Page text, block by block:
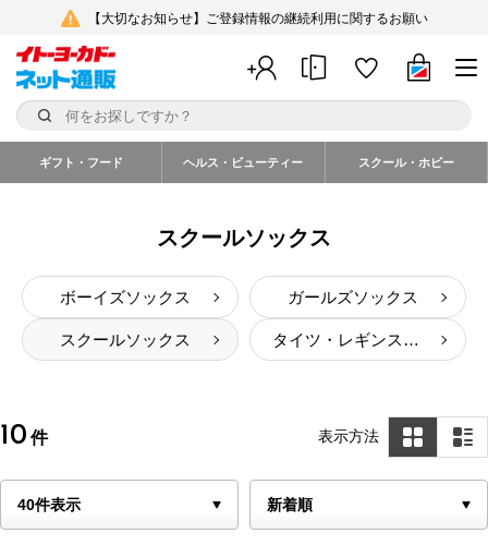
【大切なお知らせ】ご登録情報の継続利用に関するお願い
ギフト・フード ヘルス・ビューティー スクール・ホビー
スクールソックス
ボーイズソックス ガールズソックス
スクールソックス タイツ・レギンス・スパッツ
10 件 表示方法